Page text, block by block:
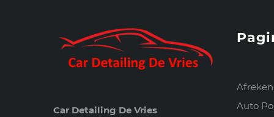
Car Detailing De Vries
Auto